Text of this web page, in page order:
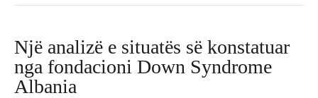
Një analizë e situatës së konstatuar
nga fondacioni Down Syndrome
Albania